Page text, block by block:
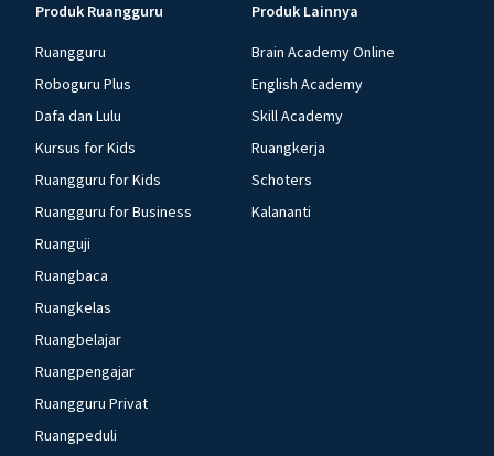
Produk Ruangguru
Ruangguru
Roboguru Plus
Dafa dan Lulu
Kursus for Kids
Ruangguru for Kids
Ruangguru for Business
Ruanguji
Ruangbaca
Ruangkelas
Ruangbelajar
Ruangpengajar
Ruangguru Privat
Ruangpeduli
Produk Lainnya
Brain Academy Online
English Academy
Skill Academy
Ruangkerja
Schoters
Kalananti